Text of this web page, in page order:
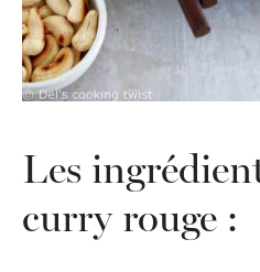
Les
curry rouge :